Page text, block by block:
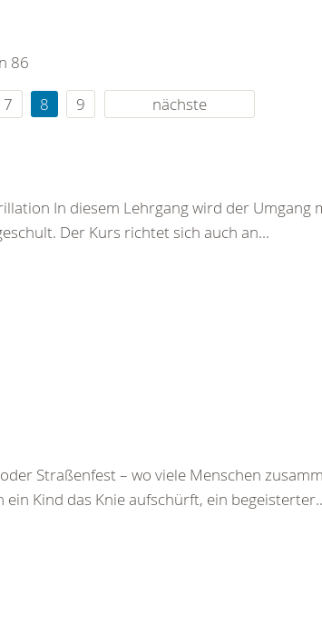
86
7 8 9 nächste
In diesem Lehrgang wird der Umgang
Der Kurs richtet sich auch an...
Straßenfest – wo viele Menschen
Kind das Knie aufschürft, ein